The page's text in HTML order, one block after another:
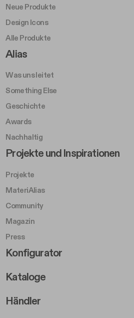
Neue Produkte
Design Icons
Alle Produkte
Footer Right A
Alias
Was uns leitet
Something Else
Geschichte
Awards
Nachhaltig
Footer Left Middle B
Projekte und Inspirationen
Projekte
MateriAlias
Community
Magazin
Press
Footer Right Middle B
Konfigurator
Kataloge
Händler